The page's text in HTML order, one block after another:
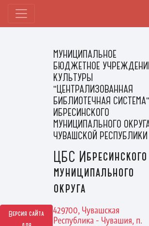
Версия сайта
МУНИЦИПАЛЬНОЕ
БЮДЖЕТНОЕ
КУЛЬТУРЫ
"ЦЕНТРАЛИЗОВАННАЯ
БИБЛИОТЕЧНАЯ СИСТЕМА"
ИБРЕСИНСКОГО
МУНИЦИПАЛЬНОГО
ЧУВАШСКОЙ РЕСПУБЛИКИ
ЦБС Ибресинского
муниципального
округа
429700, Чувашская
Республика - Чувашия, п.